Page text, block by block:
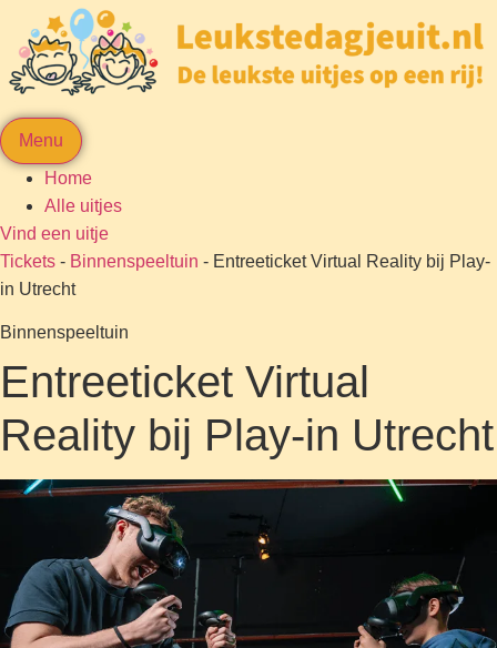
Menu
Home
Alle uitjes
Vind een uitje
Tickets - Binnenspeeltuin - Entreeticket Virtual Reality bij Play-
in Utrecht
Binnenspeeltuin
Entreeticket Virtual
Reality bij Play-in Utrecht